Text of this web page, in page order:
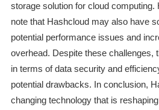
storage solution for cloud computing.
note that Hashcloud may also have
potential performance issues and
overhead. Despite these challenges,
in terms of data security and
potential drawbacks. In conclusion,
changing technology that is